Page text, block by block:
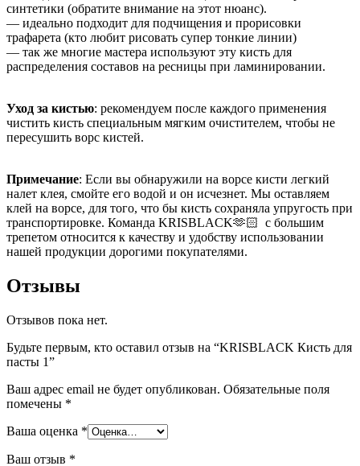
синтетики (обратите внимание на этот нюанс).
— идеально подходит для подчищения и прорисовки
трафарета (кто любит рисовать супер тонкие линии)
— так же многие мастера используют эту кисть для
распределения составов на ресницы при ламинировании.
Уход за кистью: рекомендуем после каждого применения
чистить кисть специальным мягким очистителем, чтобы не
пересушить ворс кистей.
Примечание: Если вы обнаружили на ворсе кисти легкий
налет клея, смойте его водой и он исчезнет. Мы оставляем
клей на ворсе, для того, что бы кисть сохраняла упругость при
транспортировке. Команда KRISBLACK🫶🏻 с большим
трепетом относится к качеству и удобству использовании
нашей продукции дорогими покупателями.
Отзывы
Отзывов пока нет.
Будьте первым, кто оставил отзыв на “KRISBLACK Кисть для
пасты 1”
Ваш адрес email не будет опубликован. Обязательные поля
помечены *
Ваша оценка *
Ваш отзыв *